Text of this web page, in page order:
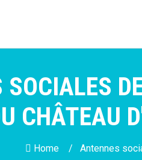
CHÂTEAU
Home / Antennes